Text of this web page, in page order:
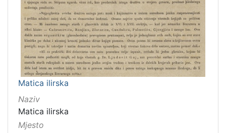
Matica ilirska
Naziv
Matica ilirska
Mjesto